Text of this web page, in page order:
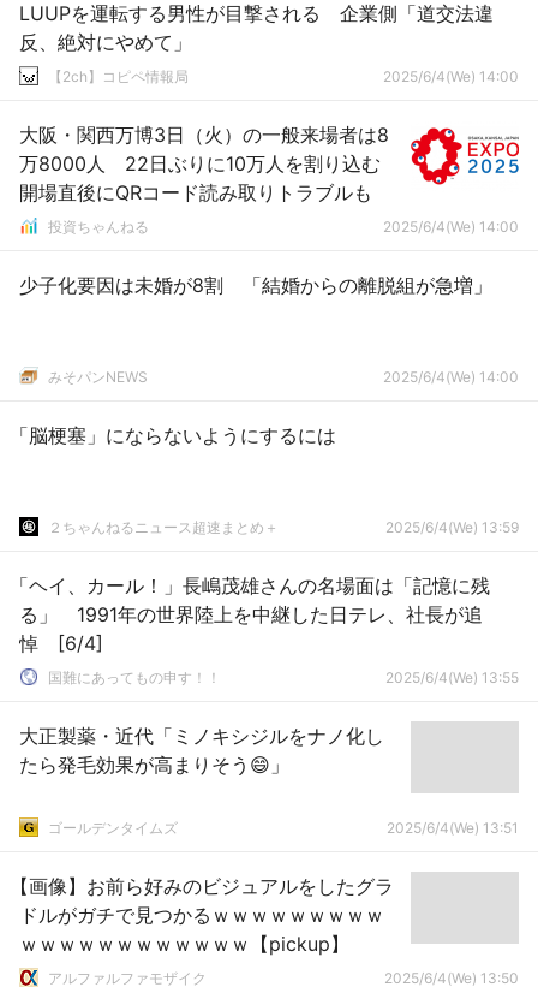
LUUPを運転する男性が目撃される 企業側「道交法違
反、絶対にやめて」
【2ch】コピペ情報局 2025/6/4(We) 14:00
大阪・関西万博3日（火）の一般来場者は8
万8000人 22日ぶりに10万人を割り込む
開場直後にQRコード読み取りトラブルも
投資ちゃんねる 2025/6/4(We) 14:00
少子化要因は未婚が8割 「結婚からの離脱組が急増」
みそパンNEWS 2025/6/4(We) 14:00
「脳梗塞」にならないようにするには
２ちゃんねるニュース超速まとめ＋ 2025/6/4(We) 13:59
「ヘイ、カール！」長嶋茂雄さんの名場面は「記憶に残
る」 1991年の世界陸上を中継した日テレ、社長が追
悼 [6/4]
国難にあってもの申す！！ 2025/6/4(We) 13:55
大正製薬・近代「ミノキシジルをナノ化し
たら発毛効果が高まりそう😄」
ゴールデンタイムズ 2025/6/4(We) 13:51
【画像】お前ら好みのビジュアルをしたグラ
ドルがガチで見つかるｗｗｗｗｗｗｗｗｗ
ｗｗｗｗｗｗｗｗｗｗｗｗ【pickup】
アルファルファモザイク 2025/6/4(We) 13:50